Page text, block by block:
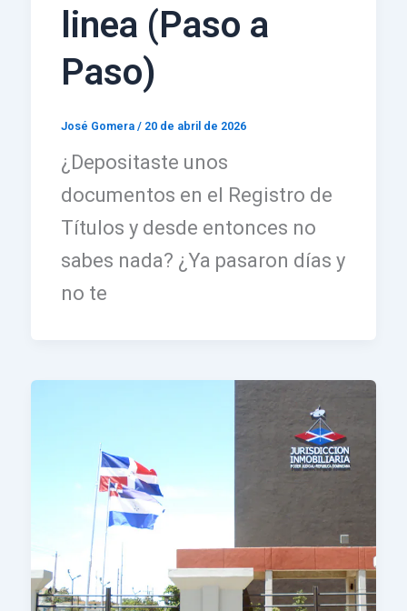
linea (Paso a
Paso)
José Gomera / 20 de abril de 2026
¿Depositaste unos
documentos en el Registro de
Títulos y desde entonces no
sabes nada? ¿Ya pasaron días y
no te